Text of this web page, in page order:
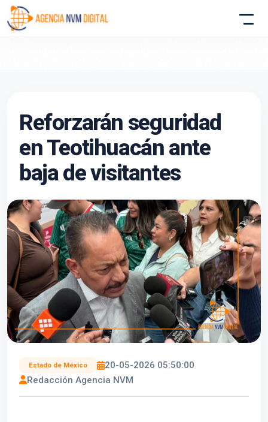
Reforzarán seguridad
en Teotihuacán ante
baja de visitantes
Estado de México
20-05-2026 05:50:00
Redacción Agencia NVM
Asistente conectado